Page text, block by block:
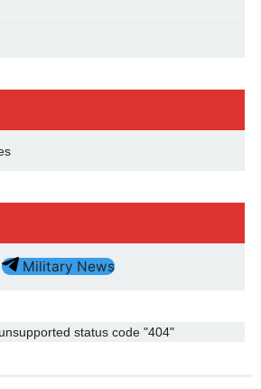
Military News
status code "404"